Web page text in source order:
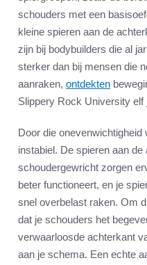
schouders met een
kleine spieren aan de
zijn bij bodybuilders die al
sterker dan bij mensen die
aanraken, ontdekten
Slippery Rock University elf
Door die
instabiel. De spieren aan
schoudergewricht zorgen
beter functioneert, en je
snel overbelast raken. Om
dat je schouders het
verwaarloosde achterkant
aan je schema. Een echte